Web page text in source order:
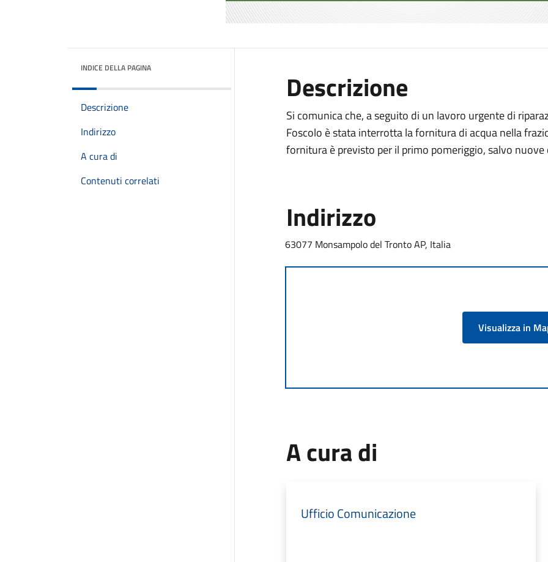
INDICE DELLA PAGINA
Descrizione
Indirizzo
A cura di
Contenuti correlati
Descrizione
Si comunica che, a seguito di un lavoro urgente di
Foscolo è stata interrotta la fornitura di acqua nella
fornitura è previsto per il primo pomeriggio, salvo
Indirizzo
63077 Monsampolo del Tronto AP, Italia
Visualizza in
A cura di
Ufficio Comunicazione